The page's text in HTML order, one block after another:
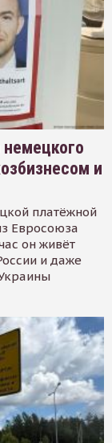
и
платёжной
Евросоюза
он живёт
и даже